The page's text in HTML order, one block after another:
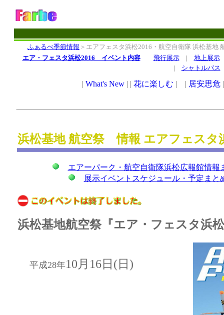
ふぁるべ季節情報 ＞エアフェスタ浜松2016・航空自衛隊 浜松基地
エア・フェスタ浜松2016 イベント内容
飛行展示| 地上展示
| シャトルバス
浜松基地 航空祭 情報 エアフェスタ
エアーパーク・航空自衛隊浜松広報館情
展示イベントスケジュール・予定ま
浜松基地航空祭『エア・フェスタ浜
平成28年10月16日(日)